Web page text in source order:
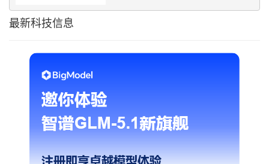
最新科技信息